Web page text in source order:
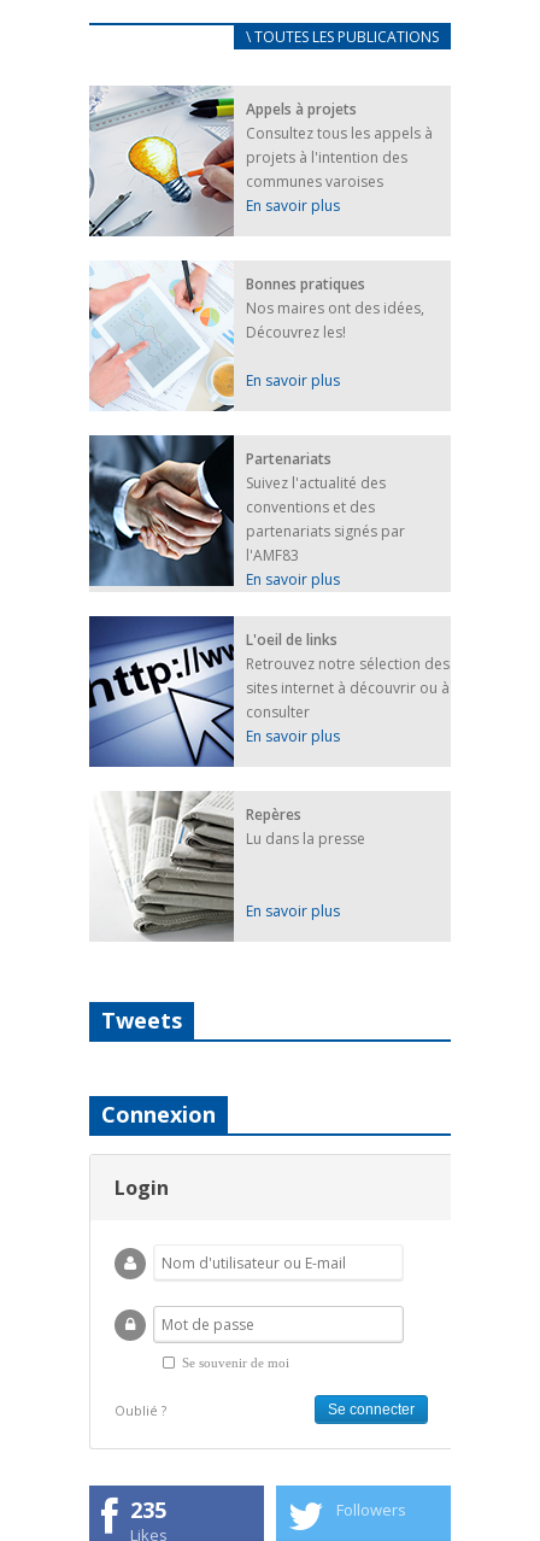
CARNET D’ACCUEIL
25 avril 2022
Afin d’accompagner au mieux les réfugiés
ukrainiens arrivés en France,...
FEUILLETER
\ TOUTES LES PUBLICATIONS
Appels à projets
Consultez tous les appels à
projets à l'intention des
communes varoises
En savoir plus
Bonnes pratiques
Nos maires ont des idées,
Découvrez les!
En savoir plus
Partenariats
Suivez l'actualité des
conventions et des
partenariats signés par
l'AMF83
En savoir plus
L'oeil de links
Retrouvez notre sélection des
sites internet à découvrir ou à
consulter
En savoir plus
Repères
Lu dans la presse
En savoir plus
Tweets
Connexion
Login
Se souvenir de moi
Oublié ?
235
Likes
Followers